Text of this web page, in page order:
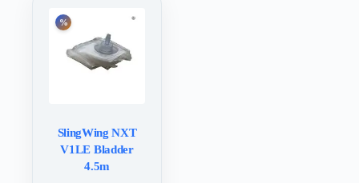
SlingWing NXT
V1LE Bladder
4.5m